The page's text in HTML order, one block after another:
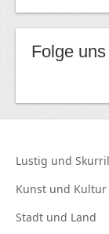
Folge
Lustig und Skurril
Kunst und Kultur
Stadt und Land